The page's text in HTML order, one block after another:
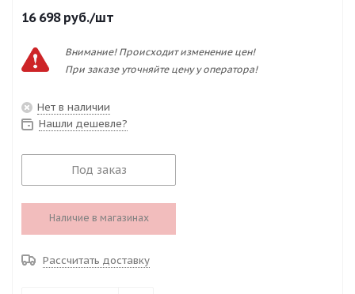
16 698руб./шт
Внимание! Происходит изменение цен!
При заказе уточняйте цену у оператора!
Нет в наличии
Нашли дешевле?
Под заказ
Наличие в магазинах
Рассчитать доставку